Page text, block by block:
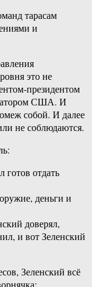
тарасам
и
это не
президентом
США. И
собой. И далее
не соблюдаются.
отдать
деньги и
доверял,
и вот Зеленский
Зеленский всё